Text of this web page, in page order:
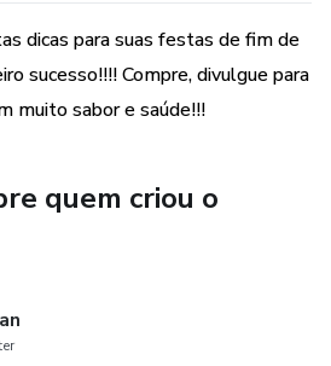
caprese ao pesto a
mesa, decoração e ambiente
dicas para suas festas de fim de
sucesso!!!! Compre, divulgue para
muito sabor e saúde!!!
quem criou o